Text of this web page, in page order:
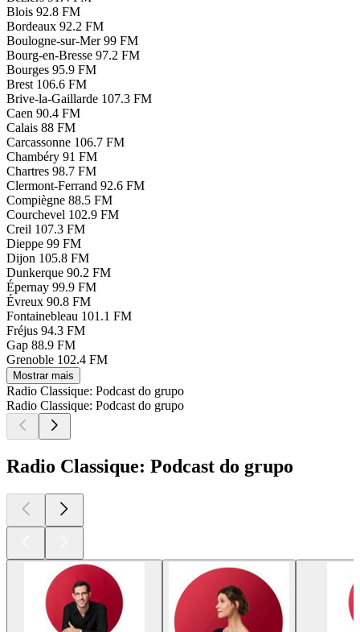
Blois 92.8 FM
Bordeaux 92.2 FM
Boulogne-sur-Mer 99 FM
Bourg-en-Bresse 97.2 FM
Bourges 95.9 FM
Brest 106.6 FM
Brive-la-Gaillarde 107.3 FM
Caen 90.4 FM
Calais 88 FM
Carcassonne 106.7 FM
Chambéry 91 FM
Chartres 98.7 FM
Clermont-Ferrand 92.6 FM
Compiègne 88.5 FM
Courchevel 102.9 FM
Creil 107.3 FM
Dieppe 99 FM
Dijon 105.8 FM
Dunkerque 90.2 FM
Épernay 99.9 FM
Évreux 90.8 FM
Fontainebleau 101.1 FM
Fréjus 94.3 FM
Gap 88.9 FM
Grenoble 102.4 FM
Mostrar mais
Radio Classique: Podcast do grupo
Radio Classique: Podcast do grupo
Radio Classique: Podcast do grupo